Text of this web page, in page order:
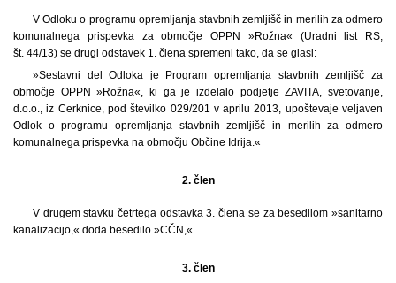
V Odloku o programu opremljanja stavbnih zemljišč in merilih za odmero
komunalnega prispevka za območje OPPN »Rožna« (Uradni list RS,
št. 44/13) se drugi odstavek 1. člena spremeni tako, da se glasi:
»Sestavni del Odloka je Program opremljanja stavbnih zemljišč za
območje OPPN »Rožna«, ki ga je izdelalo podjetje ZAVITA, svetovanje,
d.o.o., iz Cerknice, pod številko 029/201 v aprilu 2013, upoštevaje veljaven
Odlok o programu opremljanja stavbnih zemljišč in merilih za odmero
komunalnega prispevka na območju Občine Idrija.«
2. člen
V drugem stavku četrtega odstavka 3. člena se za besedilom »sanitarno
kanalizacijo,« doda besedilo »CČN,«
3. člen